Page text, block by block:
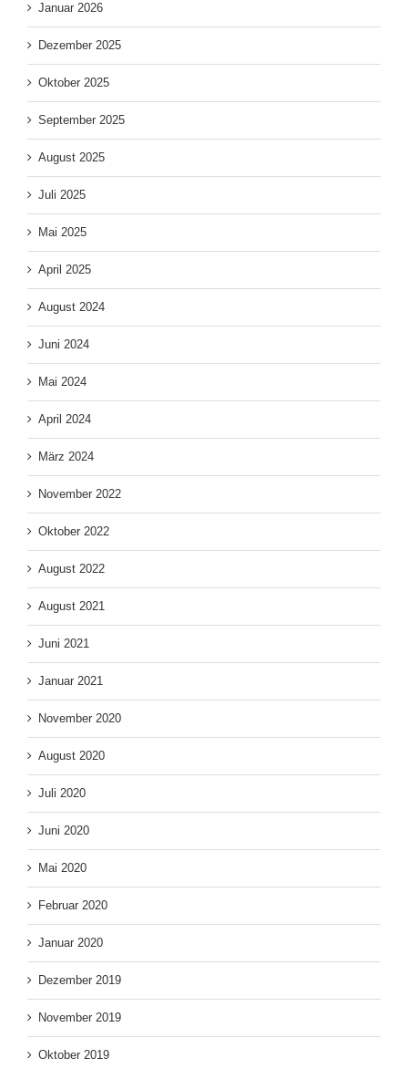
Januar 2026
Dezember 2025
Oktober 2025
September 2025
August 2025
Juli 2025
Mai 2025
April 2025
August 2024
Juni 2024
Mai 2024
April 2024
März 2024
November 2022
Oktober 2022
August 2022
August 2021
Juni 2021
Januar 2021
November 2020
August 2020
Juli 2020
Juni 2020
Mai 2020
Februar 2020
Januar 2020
Dezember 2019
November 2019
Oktober 2019